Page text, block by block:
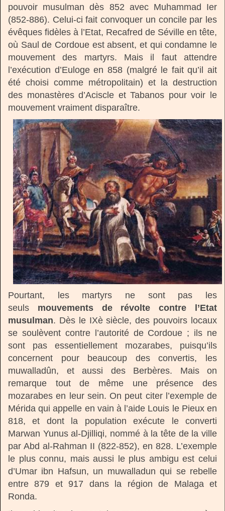
pouvoir musulman dès 852 avec Muhammad Ier
(852-886). Celui-ci fait convoquer un concile par les
évêques fidèles à l’Etat, Recafred de Séville en tête,
où Saul de Cordoue est absent, et qui condamne le
mouvement des martyrs. Mais il faut attendre
l’exécution d’Euloge en 858 (malgré le fait qu’il ait
été choisi comme métropolitain) et la destruction
des monastères d’Aciscle et Tabanos pour voir le
mouvement vraiment disparaître.
Pourtant, les martyrs ne sont pas les
seuls mouvements de révolte contre l’Etat
musulman. Dès le IXè siècle, des pouvoirs locaux
se soulèvent contre l’autorité de Cordoue ; ils ne
sont pas essentiellement mozarabes, puisqu’ils
concernent pour beaucoup des convertis, les
muwalladûn, et aussi des Berbères. Mais on
remarque tout de même une présence des
mozarabes en leur sein. On peut citer l’exemple de
Mérida qui appelle en vain à l’aide Louis le Pieux en
818, et dont la population exécute le converti
Marwan Yunus al-Djilliqi, nommé à la tête de la ville
par Abd al-Rahman II (822-852), en 828. L’exemple
le plus connu, mais aussi le plus ambigu est celui
d’Umar ibn Hafsun, un muwalladun qui se rebelle
entre 879 et 917 dans la région de Malaga et
Ronda.